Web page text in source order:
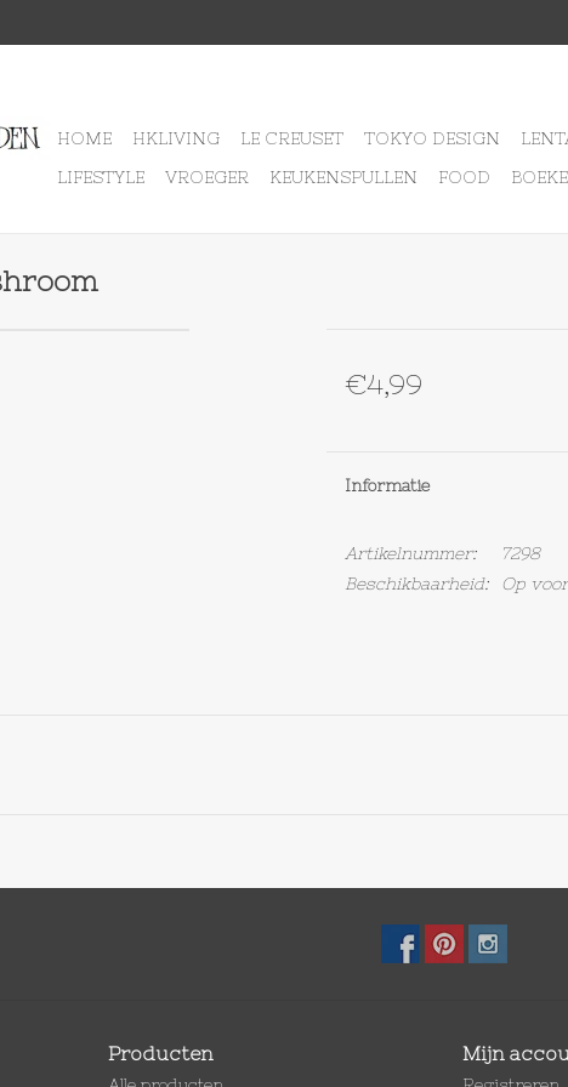
HOME HKLIVING LE CREUSET TOKYO DESIGN
LIFESTYLE
VROEGER KEUKENSPULLEN FOOD
€4,99
Informatie
Artikelnummer:
7298
Beschikbaarheid:
Op
Producten Mijn